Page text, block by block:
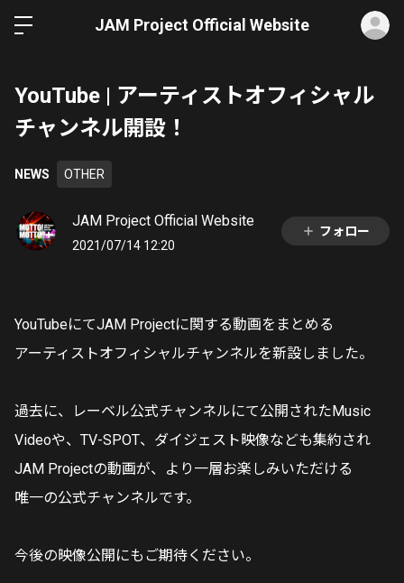
JAM Project Official Website
YouTube | アーティストオフィシャル
チャンネル開設！
NEWS OTHER
JAM Project Official Website
2021/07/14 12:20
フォロー
YouTubeにてJAM Projectに関する動画をまとめる
アーティストオフィシャルチャンネルを新設しました。
過去に、レーベル公式チャンネルにて公開されたMusic
Videoや、TV-SPOT、ダイジェスト映像なども集約され
JAM Projectの動画が、より一層お楽しみいただける
唯一の公式チャンネルです。
今後の映像公開にもご期待ください。